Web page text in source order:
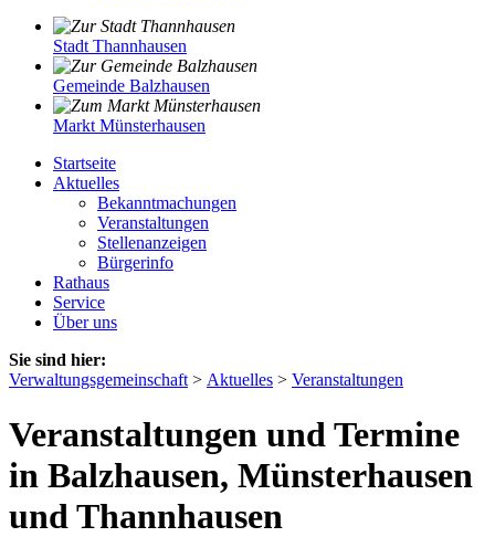
Stadt Thannhausen
Gemeinde Balzhausen
Markt Münsterhausen
Startseite
Aktuelles
Bekanntmachungen
Veranstaltungen
Stellenanzeigen
Bürgerinfo
Rathaus
Service
Über uns
Sie sind hier:
Verwaltungsgemeinschaft > Aktuelles > Veranstaltungen
Veranstaltungen und Termine
in Balzhausen, Münsterhausen
und Thannhausen